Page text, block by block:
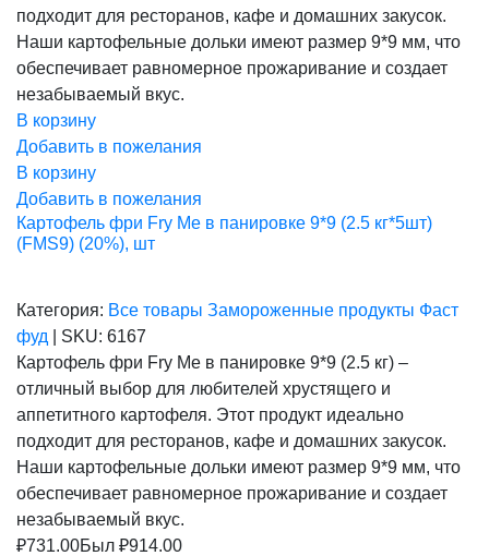
подходит для ресторанов, кафе и домашних закусок.
Наши картофельные дольки имеют размер 9*9 мм, что
обеспечивает равномерное прожаривание и создает
незабываемый вкус.
В корзину
Добавить в пожелания
В корзину
Добавить в пожелания
Картофель фри Fry Me в панировке 9*9 (2.5 кг*5шт)
(FMS9) (20%), шт
Категория: Все товары Замороженные продукты Фаст
фуд
SKU: 6167
Картофель фри Fry Me в панировке 9*9 (2.5 кг) –
отличный выбор для любителей хрустящего и
аппетитного картофеля. Этот продукт идеально
подходит для ресторанов, кафе и домашних закусок.
Наши картофельные дольки имеют размер 9*9 мм, что
обеспечивает равномерное прожаривание и создает
незабываемый вкус.
₽731.00Был ₽914.00